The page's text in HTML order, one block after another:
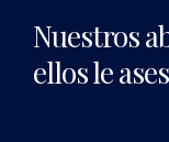
Nuestros
ellos le